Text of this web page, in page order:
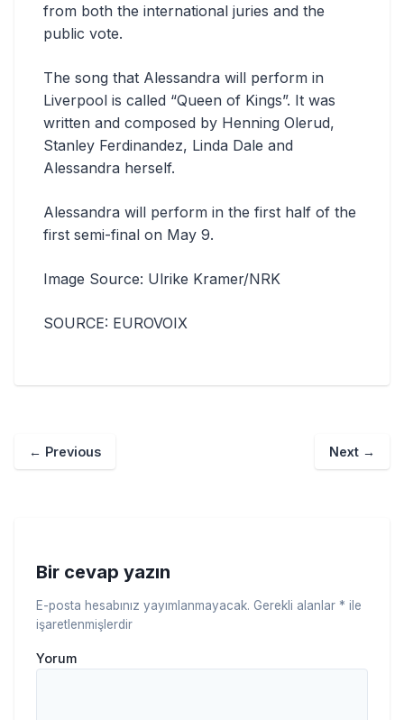
from both the international juries and the
public vote.
The song that Alessandra will perform in
Liverpool is called “Queen of Kings”. It was
written and composed by Henning Olerud,
Stanley Ferdinandez, Linda Dale and
Alessandra herself.
Alessandra will perform in the first half of the
first semi-final on May 9.
Image Source: Ulrike Kramer/NRK
SOURCE: EUROVOIX
← Previous Next →
Bir cevap yazın
E-posta hesabınız yayımlanmayacak. Gerekli alanlar * ile
işaretlenmişlerdir
Yorum